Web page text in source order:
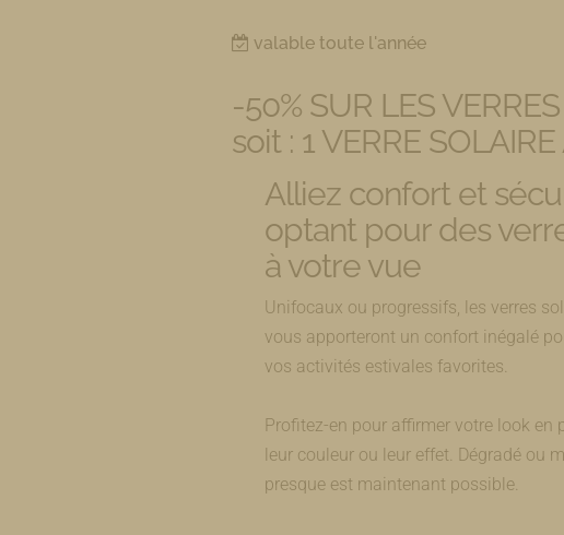
valable toute l'année
-50% SUR LES
soit : 1 VERRE
Alliez confort et
optant pour des
à votre vue
Unifocaux ou progressifs, les verres
vous apporteront un confort inégalé
vos activités estivales favorites.
Profitez-en pour affirmer votre look en
leur couleur ou leur effet. Dégradé ou
presque est maintenant possible.